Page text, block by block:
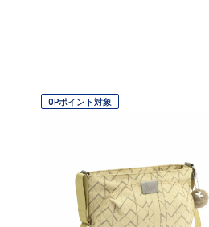
OPポイント対象